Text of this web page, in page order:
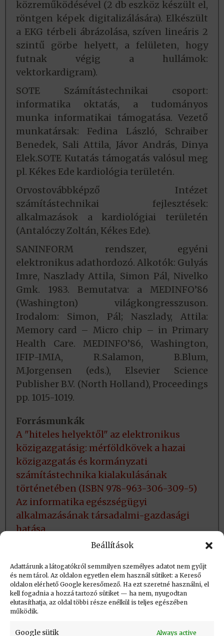
Beállítások
Adattárunk a látogatókról semmilyen személyes adatot nem gyűjt
és nem tárol. Az oldalon egyetlen elem használ sütiket: a Kereső
oldalon elérhető Google keresőmező. Ha ezt szeretné használni, el
kell fogadnia a hozzá tartozó sütiket — ha nem, nyugodtan
elutasíthatja, az oldal többi része enélkül is teljes egészében
működik.
Google sütik Always active
közreműködésével (2 db eszköz készült el,
röntgen képek digitalizálására). Elkészült
a EKG térbeli ábrázolása, szíven lineáris 2
szintű görbe helyett, a felületen, hogy
futnak végig a hullámok:
vektorkardigram).
SOTE Számítástechnikai csoport:
informatika oktatás, a tudományos
munka informatikai támogatása. Vezető
munkatársak: Fedina László, Schraiber
Benedek, Sali Attila, Jávor András, Dinya
Elek.SOTE Kutatás támogatás valósul meg
pl. Kékes Ede kardiológia területén.
Orvostovábbképző Intézet
számítástechnikai fejlesztések:
alkalmazások a kardiológiai területén
(Antalóczy Zoltán, Kékes Ede).
SANINFORM rendszer, egyéni
elektronikus adathordozó. Alkotók: Gulyás
Imre, Naszlady Attila, Simon Pál, Nivelko
Gmk. 1983. Bemutatva: a MEDINFO’86
(Washington) világkongresszuson.
Irodalom: Simon, Pál; Naszlady, Attila:
Memory card – Micro chip – in Primary
Health Care. MEDINFO’86, Washington,
IFIP-IMIA, R.Salamon, B.Blum,
M.Jorgensen (eds.), Elsevier Science
Publisher B.V. (North Holland), Proceedings
pp. 1015-1019.
Forrásmunkák
A "hiteles helyektől" az elektronikus
közigazgatásig: mérföldkövek a hazai
közigazgatás és kormányzati
számítástechnika kialakulásának
történetében (ISBN 978-963-306-309-5)
Az informatika egészségügyi
alkalmazásának társadalmi-gazdasági
hatása
Fejezetek az egészségügyi informatika
Létrehozva: 2016.06.25. 17:29
Utolsó módosítás: 2024.03.31. 18:01